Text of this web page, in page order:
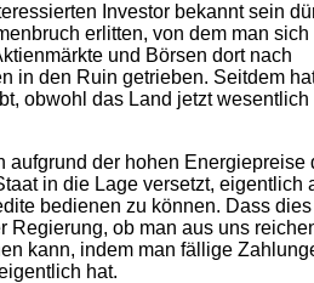
Investor bekannt sein
erlitten, von dem man sich
und Börsen dort nach
in den Ruin getrieben. Seitdem
obwohl das Land jetzt wesentlich
der hohen Energiepreise
in die Lage versetzt, eigentlich
bedienen zu können. Dass
Regierung, ob man aus uns
kann, indem man fällige
hat.